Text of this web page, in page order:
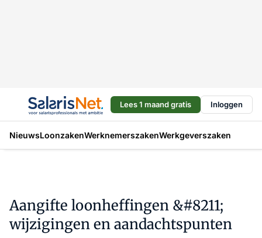
Lees 1 maand gratis Inloggen
NieuwsLoonzakenWerknemerszakenWerkgeverszaken
Aangifte loonheffingen &#8211;
wijzigingen en aandachtspunten